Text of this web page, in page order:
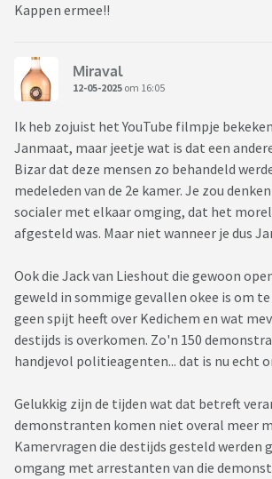
Kappen ermee!!
Miraval
12-05-2025 om 16:05
Ik heb zojuist het YouTube filmpje
Janmaat, maar jeetje wat is dat een
Bizar dat deze mensen zo behandeld
medeleden van de 2e kamer. Je zou
socialer met elkaar omging, dat het
afgesteld was. Maar niet wanneer je dus
Ook die Jack van Lieshout die gewoon
geweld in sommige gevallen okee is om
geen spijt heeft over Kedichem en wat
destijds is overkomen. Zo'n 150
handjevol politieagenten... dat is nu echt
Gelukkig zijn de tijden wat dat betreft
demonstranten komen niet overal meer
Kamervragen die destijds gesteld werden
omgang met arrestanten van die